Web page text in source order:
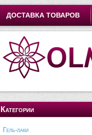
ДОСТАВКА ТОВАРОВ
Категории
Гель-лаки